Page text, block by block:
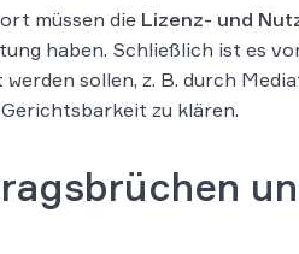
müssen die Lizenz- und
haben. Schließlich ist es
sollen, z. B. durch
zu klären.